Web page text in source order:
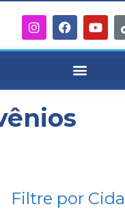
Filtre por